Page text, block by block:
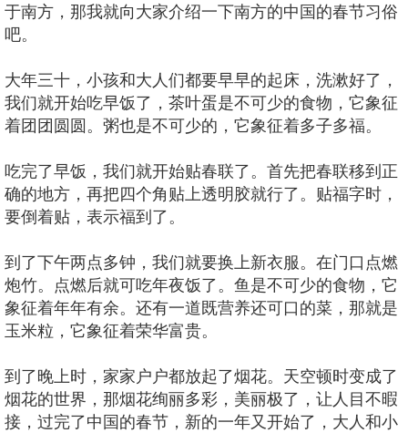
于南方，那我就向大家介绍一下南方的中国的春节习俗
吧。
大年三十，小孩和大人们都要早早的起床，洗漱好了，
我们就开始吃早饭了，茶叶蛋是不可少的食物，它象征
着团团圆圆。粥也是不可少的，它象征着多子多福。
吃完了早饭，我们就开始贴春联了。首先把春联移到正
确的地方，再把四个角贴上透明胶就行了。贴福字时，
要倒着贴，表示福到了。
到了下午两点多钟，我们就要换上新衣服。在门口点燃
炮竹。点燃后就可吃年夜饭了。鱼是不可少的食物，它
象征着年年有余。还有一道既营养还可口的菜，那就是
玉米粒，它象征着荣华富贵。
到了晚上时，家家户户都放起了烟花。天空顿时变成了
烟花的世界，那烟花绚丽多彩，美丽极了，让人目不暇
接，过完了中国的春节，新的一年又开始了，大人和小